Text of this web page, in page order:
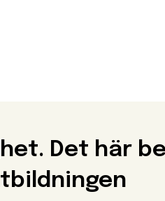
Det här